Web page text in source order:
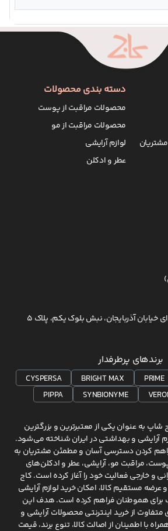
دسته بندی محصولات
محصولات مراقبت از پوست
محصولات مراقبت از مو
لوازم آرایشی
عطر و ادکلن
خیابان آذربایجان، نبش بلوک یکم، پلاک 5
برندهای پرطرفدار
PRIME
BRIGHT MAX
CYSPERSA
SYNBIONYME
PIPPA
شاپ به عنوان یکی از معتبرترین و بزرگترین
آرایشی و بهداشتی در ایران شناخته می‌شود.
کردن دسترسی آسان و مطمئن مشتریان به
مراقبت مو، آرایشی، عطر و ادکلن‌های
و خارجی فعالیت خود را آغاز کرده است. کاج
مستقیم کالا، امکان خرید لوازم آرایشی
برای هموطنان فراهم کرده است. هدف این
متفاوت از خرید اینترنتی محصولات آرایشی و
با اطمینان از اصالت کالا، تنوع برند، قیمت